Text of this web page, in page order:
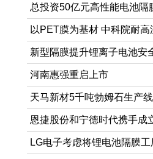
宽幅复合隔膜产品下线
总投资50亿元高性能电池隔
以PET膜为基材 中科院耐
究获进展
新型隔膜提升锂离子电池安
河南惠强重启上市
天马新材5千吨勃姆石生产
涂覆产品结构再完善
恩捷股份和宁德时代携手成
湿法和干法锂电池隔膜项目
LG电子考虑将锂电池隔膜